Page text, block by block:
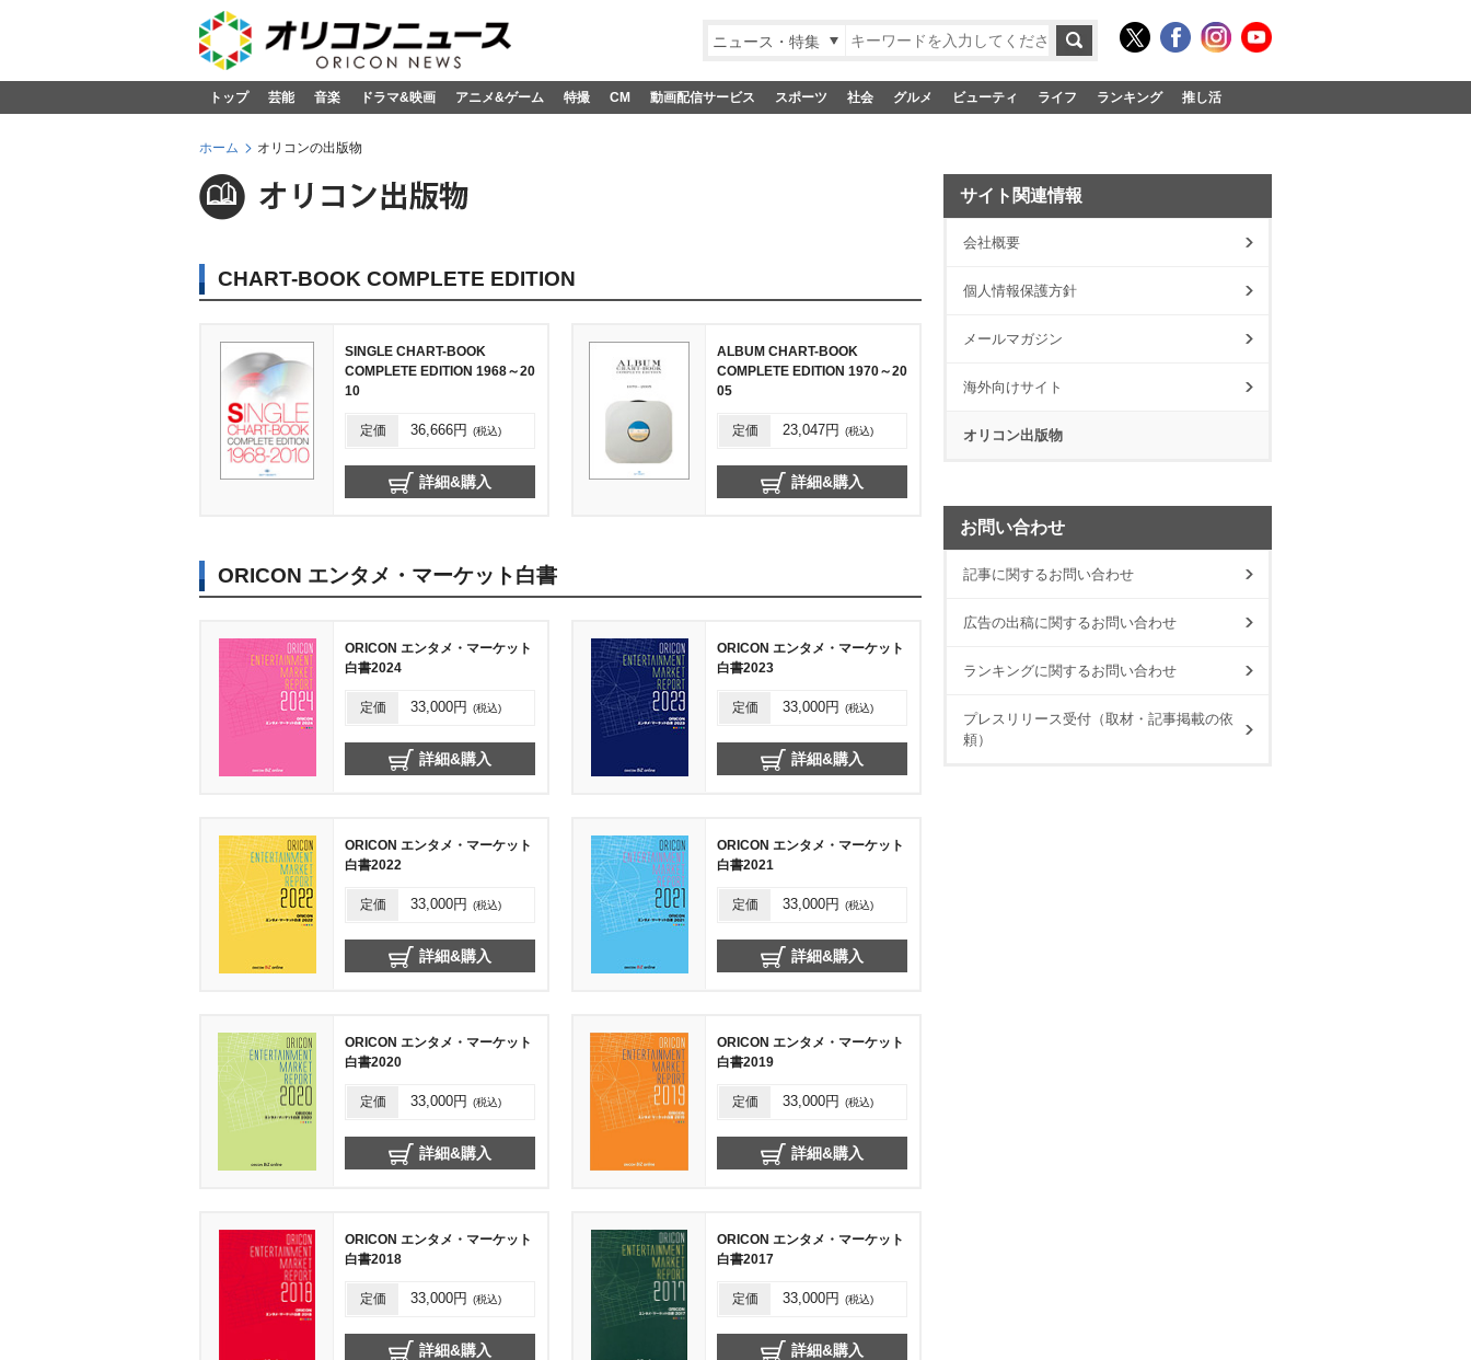
ニュース・特集
トップ 芸能 音楽 ドラマ&映画 アニメ&ゲーム 特撮 CM 動画配信サービス スポーツ 社会 グルメ ビューティ ライフ ランキング 推し活
ホーム オリコンの出版物
CHART-BOOK COMPLETE EDITION
SINGLE CHART-BOOK
COMPLETE EDITION 1968～20
10
定価 36,666円 (税込)
詳細&購入
ALBUM CHART-BOOK
COMPLETE EDITION 1970～20
05
定価 23,047円 (税込)
詳細&購入
ORICON エンタメ・マーケット白書
ORICON エンタメ・マーケット
白書2024
定価 33,000円 (税込)
詳細&購入
ORICON エンタメ・マーケット
白書2023
定価 33,000円 (税込)
詳細&購入
ORICON エンタメ・マーケット
白書2022
定価 33,000円 (税込)
詳細&購入
ORICON エンタメ・マーケット
白書2021
定価 33,000円 (税込)
詳細&購入
ORICON エンタメ・マーケット
白書2020
定価 33,000円 (税込)
詳細&購入
ORICON エンタメ・マーケット
白書2019
定価 33,000円 (税込)
詳細&購入
ORICON エンタメ・マーケット
白書2018
定価 33,000円 (税込)
詳細&購入
ORICON エンタメ・マーケット
白書2017
定価 33,000円 (税込)
詳細&購入
サイト関連情報
会社概要
個人情報保護方針
メールマガジン
海外向けサイト
オリコン出版物
お問い合わせ
記事に関するお問い合わせ
広告の出稿に関するお問い合わせ
ランキングに関するお問い合わせ
プレスリリース受付（取材・記事掲載の依
頼）